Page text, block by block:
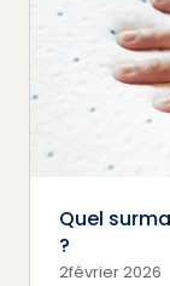
Quel
?
2février 2026